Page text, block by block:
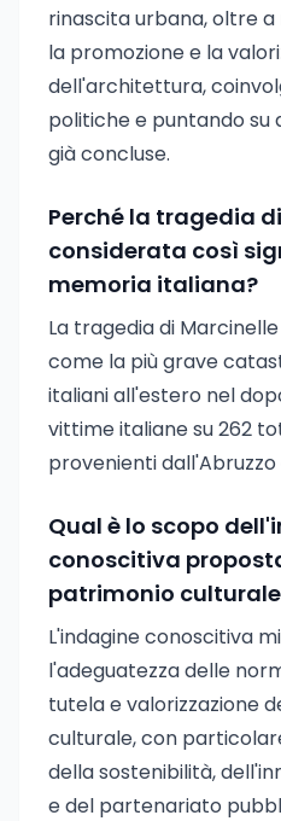
rinascita urbana, oltre
la promozione e la
dell'architettura,
politiche e puntando su
già concluse.
Perché la tragedia
considerata così
memoria italiana?
La tragedia di
come la più grave
italiani all'estero nel
vittime italiane su 262
provenienti
Qual è lo scopo
conoscitiva
patrimonio
L'indagine conoscitiva
l'adeguatezza delle
tutela e valorizzazione
culturale, con
della sostenibilità,
e del partenariato